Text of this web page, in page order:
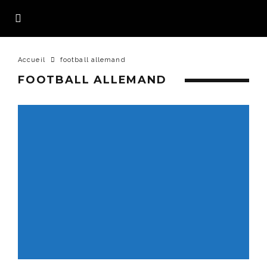
Accueil football allemand
FOOTBALL ALLEMAND